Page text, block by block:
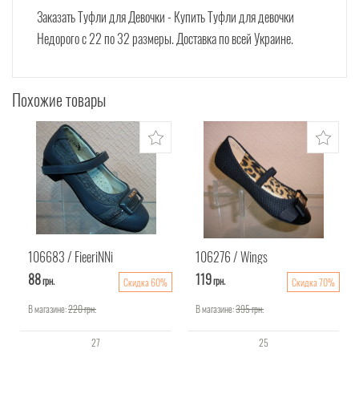
Заказать Туфли для Девочки - Купить Туфли для девочки
Недорого с 22 по 32 размеры. Доставка по всей Украине.
Похожие товары
106683 FieeriNNi
88грн.
Скидка 60%
В магазине:220грн.
27
106276 Wings
119грн.
Скидка 70%
В магазине:395грн.
25